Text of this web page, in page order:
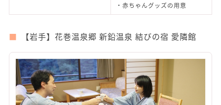
・赤ちゃんグッズの用意
【岩手】花巻温泉郷 新鉛温泉 結びの宿 愛隣館